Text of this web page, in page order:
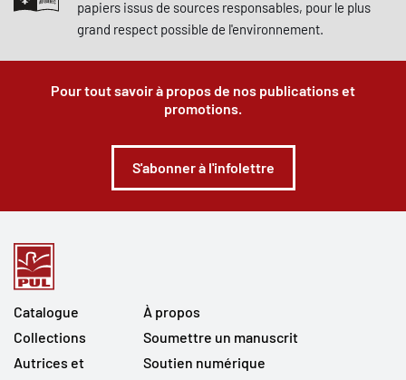
papiers issus de sources responsables, pour le plus
grand respect possible de l'environnement.
Pour tout savoir à propos de nos publications et
promotions.
S'abonner à l'infolettre
Catalogue
Collections
Autrices et
À propos
Soumettre un manuscrit
Soutien numérique